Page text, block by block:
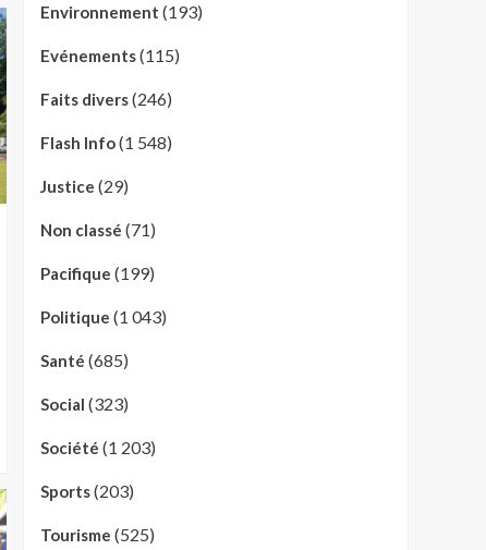
Environnement (193)
Evénements(115)
Faits divers(246)
Flash Info(1 548)
Justice (29)
Non classé (71)
Pacifique (199)
Politique (1 043)
Santé (685)
Social (323)
Société (1 203)
Sports(203)
Tourisme (525)